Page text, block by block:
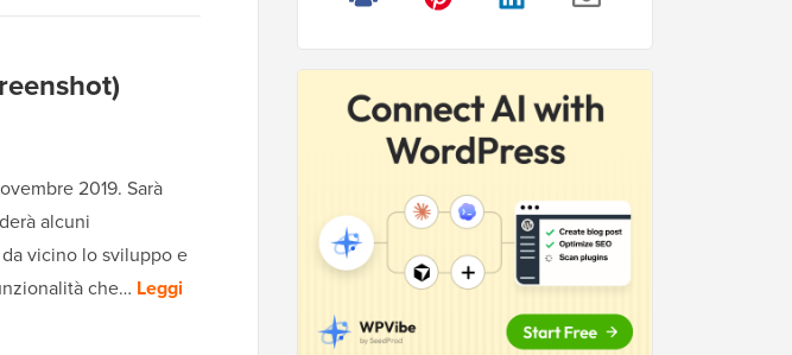
2019. Sarà
alcuni
vicino lo sviluppo e
che… Leggi